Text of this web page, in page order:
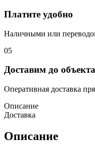
Платите удобно
Наличными или
05
Доставим до объекта
Оперативная доставка
Описание
Доставка
Описание